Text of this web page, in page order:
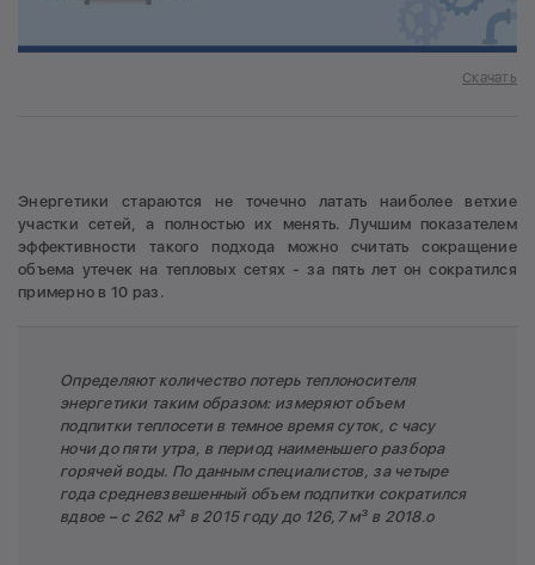
Скачать
Энергетики стараются не точечно латать наиболее ветхие
участки сетей, а полностью их менять. Лучшим показателем
эффективности такого подхода можно считать сокращение
объема утечек на тепловых сетях - за пять лет он сократился
примерно в 10 раз.
Определяют количество потерь теплоносителя
энергетики таким образом: измеряют объем
подпитки теплосети в темное время суток, с часу
ночи до пяти утра, в период наименьшего разбора
горячей воды. По данным специалистов, за четыре
года средневзвешенный объем подпитки сократился
вдвое – с 262 м³ в 2015 году до 126,7 м³ в 2018.о